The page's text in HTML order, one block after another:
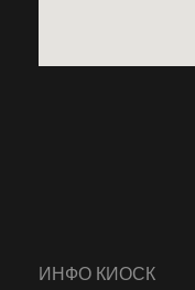
ИНФО КИОСК